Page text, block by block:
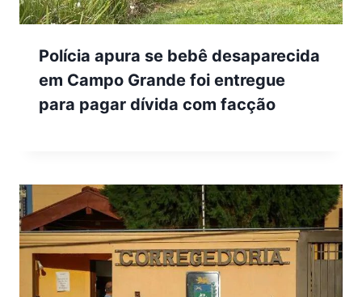
Polícia apura se bebê desaparecida
em Campo Grande foi entregue
para pagar dívida com facção